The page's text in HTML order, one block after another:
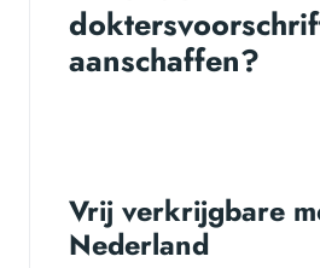
aanschaffen?
Vrij verkrijgbare
Nederland